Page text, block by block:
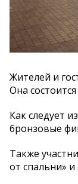
Жителей и
Она
Как следует из
бронзовые
Также
от спальни»